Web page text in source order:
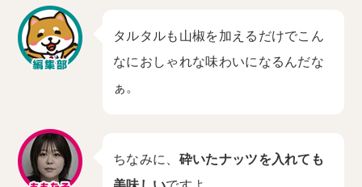
タルタルも山椒を加えるだけでこん
なにおしゃれな味わいになるんだな
ぁ。
ちなみに、 砕いたナッツを入れても